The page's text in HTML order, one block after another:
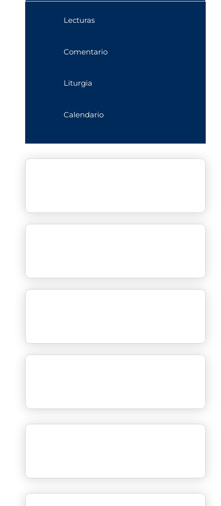
Lecturas
Comentario
Liturgia
Calendario